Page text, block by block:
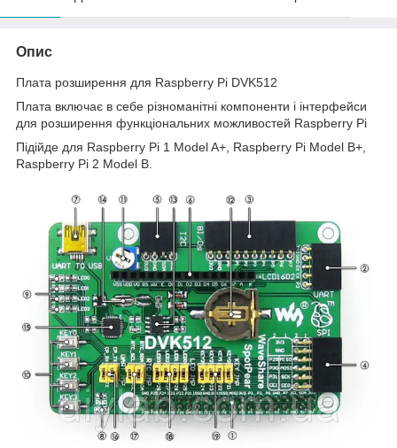
Опис
Плата розширення для Raspberry Pi DVK512
Плата включає в себе різноманітні компоненти і інтерфейси
для розширення функціональних можливостей Raspberry Pi
Підійде для Raspberry Pi 1 Model A+, Raspberry Pi Model B+,
Raspberry Pi 2 Model B.